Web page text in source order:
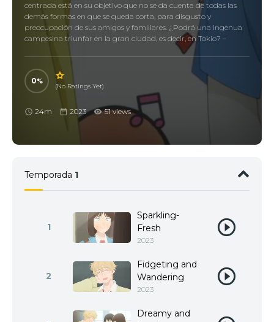
centrada está en su objetivo que no se da cuenta de todas las
demás formas en que se queda corta, para disgusto y
preocupación de sus amigos y familiares. ¿Podrá una ingenua
campesina triunfar en la gran ciudad, es decir, en Tokio? –
0
(No Ratings Yet)
24m 2023 51 views
Temporada 1
1
Sparkling-
Fresh
2023
2
Fidgeting and
Wandering
2023
Dreamy and